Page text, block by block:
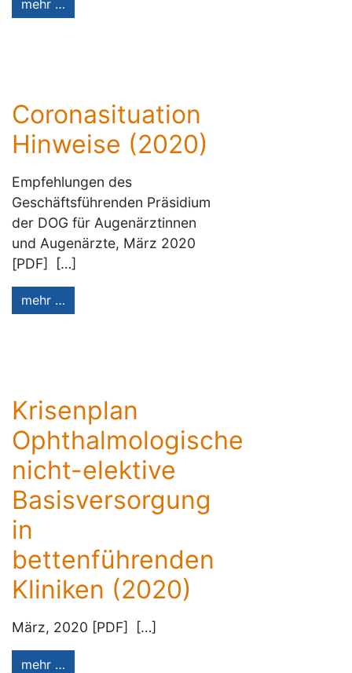
mehr …
Coronasituation
Hinweise (2020)
Empfehlungen des
Geschäftsführenden Präsidium
der DOG für Augenärztinnen
und Augenärzte, März 2020
[PDF] […]
mehr …
Krisenplan
Ophthalmologische
nicht-elektive
Basisversorgung
in
bettenführenden
Kliniken (2020)
März, 2020 [PDF] […]
mehr …